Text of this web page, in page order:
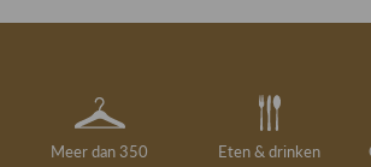
Meer dan 350
Eten & drinken